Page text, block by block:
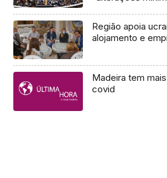
Região apoia
alojamento e
Madeira tem
covid